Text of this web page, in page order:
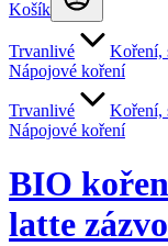
Košík
Trvanlivé Koření,
Nápojové koření
Trvanlivé Koření,
Nápojové koření
BIO
latte